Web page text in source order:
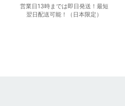
営業日13時までは即日発送！最短
翌日配送可能！（日本限定）